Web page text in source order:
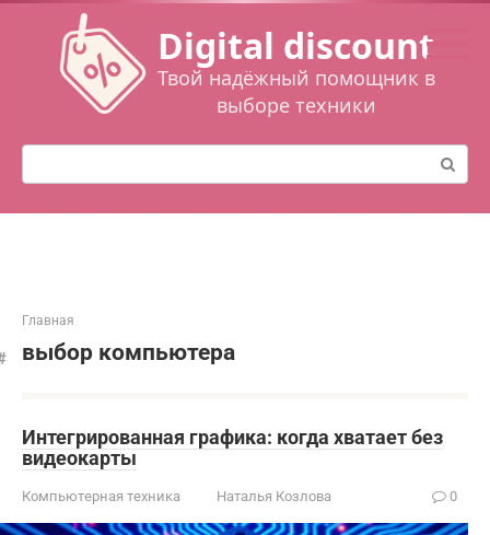
Перейти
контенту
Digital discount
Твой надёжный помощник в
выборе техники
Поиск:
Главная
выбор компьютера
Интегрированная графика: когда хватает без
видеокарты
Компьютерная техника Наталья Козлова 0